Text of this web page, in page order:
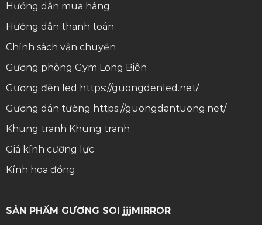
Hướng dẫn mua hàng
Hướng dẫn thanh toán
Chính sách vận chuyển
Gương phòng Gym Long Biên
Gương đèn led https://guongdenled.net/
Gương dán tường https://guongdantuong.net/
Khung tranh Khung tranh
Giá kính cường lực
Kính hoa đồng
SẢN PHẨM GƯƠNG SOI jjjMIRROR